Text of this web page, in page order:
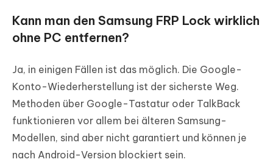
Kann man den Samsung FRP Lock wirklich
ohne PC entfernen?
Ja, in einigen Fällen ist das möglich. Die Google-
Konto-Wiederherstellung ist der sicherste Weg.
Methoden über Google-Tastatur oder TalkBack
funktionieren vor allem bei älteren Samsung-
Modellen, sind aber nicht garantiert und können je
nach Android-Version blockiert sein.